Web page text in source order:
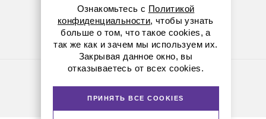
8-863-303-55-00
krasnodar@dia-m.ru
Политика конфиденциальности
© Диаэм, 1988 — 2026. Все права защищены
Версия для печати
Ознакомьтесь с Политикой
конфиденциальности, чтобы узнать
больше о том, что такое cookies, а
так же как и зачем мы используем их.
Закрывая данное окно, вы
отказываетесь от всех cookies.
ПРИНЯТЬ ВСЕ COOKIES